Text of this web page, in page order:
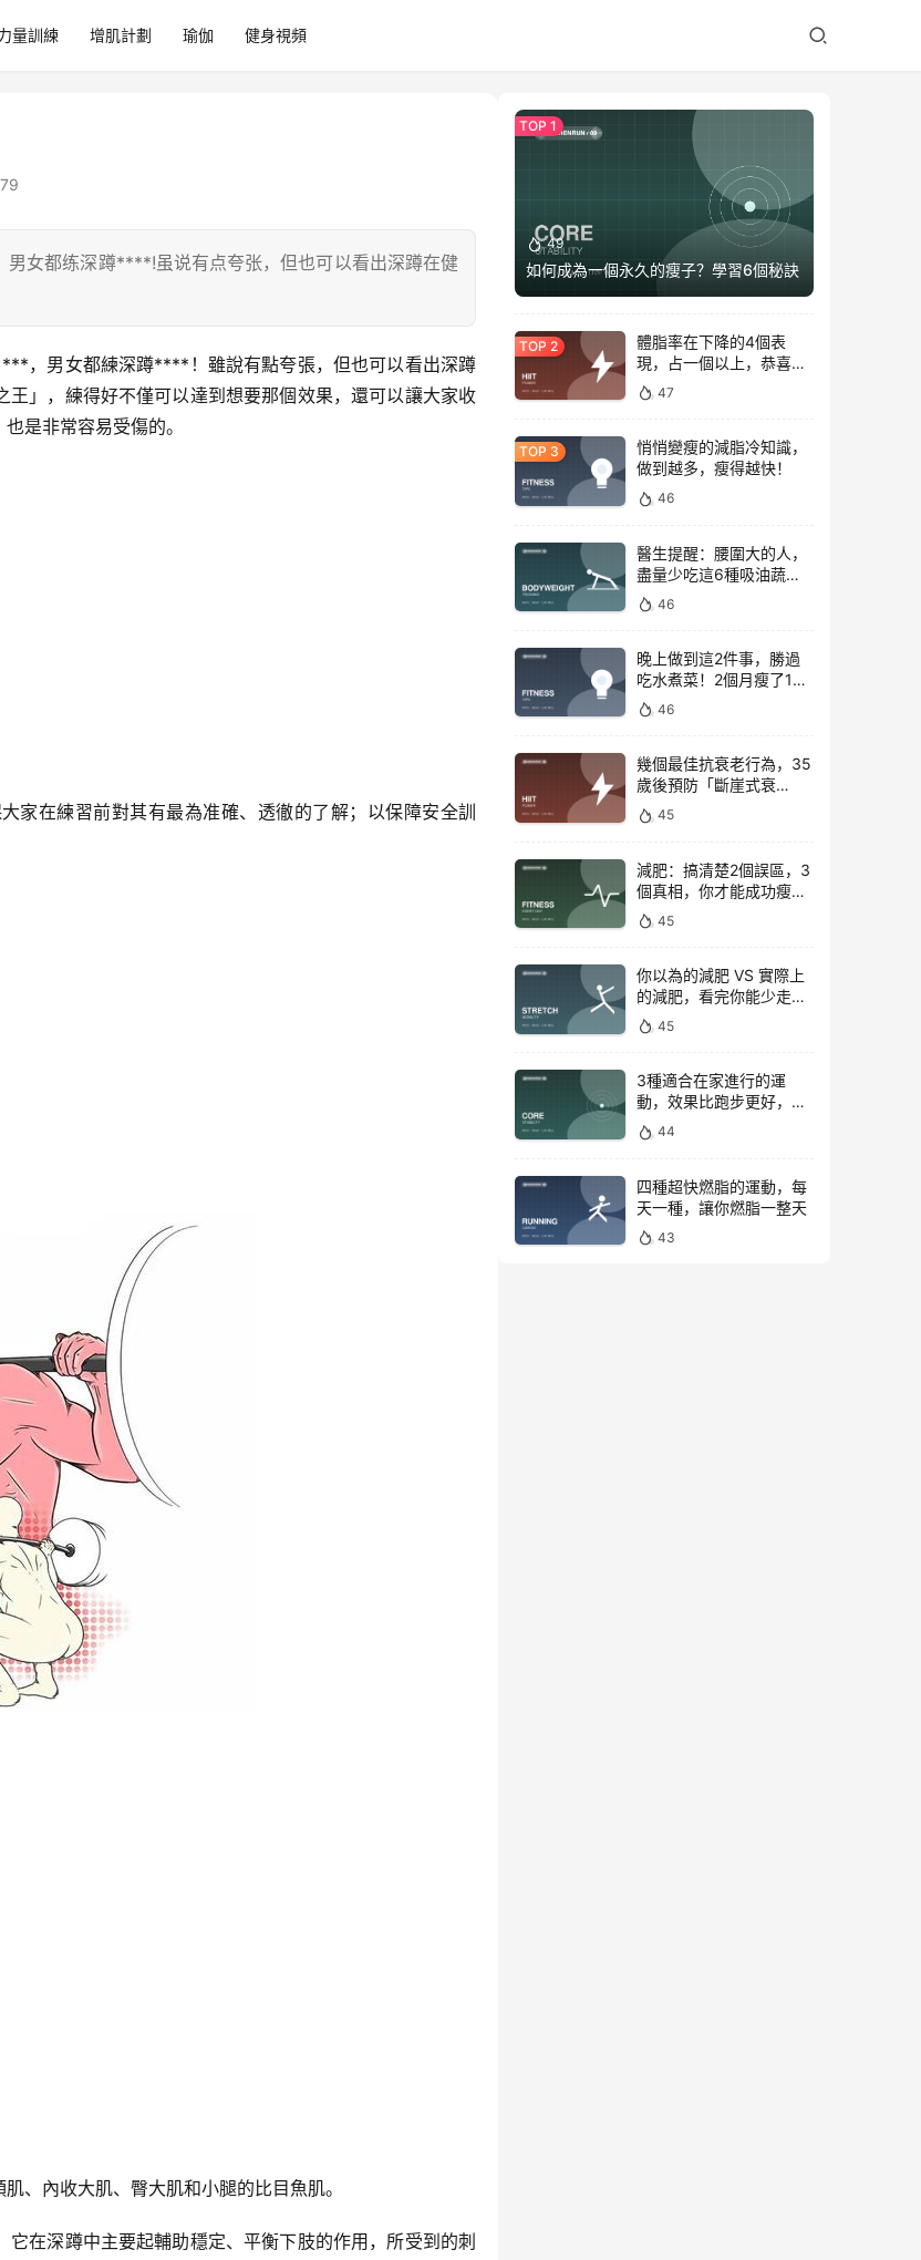
量訓練 增肌計劃 瑜伽 健身視頻
女都练深蹲****!虽说有点夸张，但也可以看出深蹲在健
，男女都練深蹲****！雖說有點夸張，但也可以看出深蹲
」，練得好不僅可以達到想要那個效果，還可以讓大家收
是非常容易受傷的。
家在練習前對其有最為准確、透徹的了解；以保障安全訓
肌、內收大肌、臀大肌和小腿的比目魚肌。
在深蹲中主要起輔助穩定、平衡下肢的作用，所受到的刺
49
如何成為一個永久的瘦子？學習6個秘訣
體脂率在下降的4個表
現，占一個以上，恭喜你
正在變瘦
47
悄悄變瘦的減脂冷知識，
做到越多，瘦得越快！
46
醫生提醒：腰圍大的人，
盡量少吃這6種吸油蔬
菜！46
晚上做到這2件事，勝過
吃水煮菜！2個月瘦了15
斤，腰圍下降6cm
46
幾個最佳抗衰老行為，35
歲後預防「斷崖式衰
老」！
45
減肥：搞清楚2個誤區，3
個真相，你才能成功瘦下
來！45
你以為的減肥 VS 實際上
的減肥，看完你能少走彎
路 45
3種適合在家進行的運
動，效果比跑步更好，是
公認的脂肪殺手！
44
四種超快燃脂的運動，每
天一種，讓你燃脂一整天
43